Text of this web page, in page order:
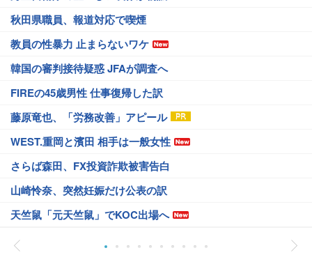
秋田県職員、報道対応で喫煙
教員の性暴力 止まらないワケ
韓国の審判接待疑惑 JFAが調査へ
FIREの45歳男性 仕事復帰した訳
藤原竜也、「労務改善」アピール
WEST.重岡と濱田 相手は一般女性
さらば森田、FX投資詐欺被害告白
山崎怜奈、突然妊娠だけ公表の訳
天竺鼠「元天竺鼠」でKOC出場へ